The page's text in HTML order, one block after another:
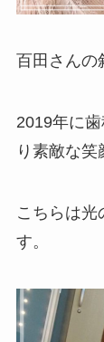
百田さんの
2019年に
り素敵な笑
こちらは光
す。